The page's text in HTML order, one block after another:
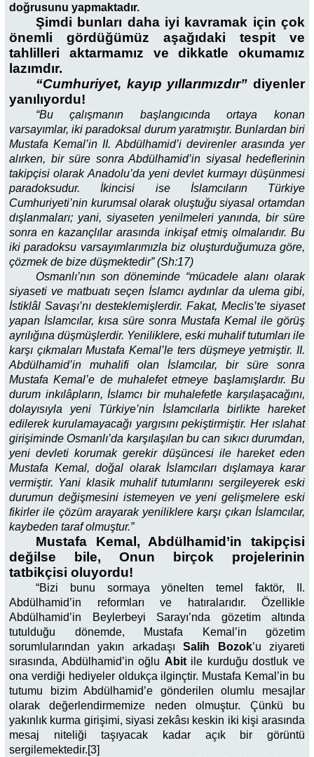
doğrusunu yapmaktadır.
Şimdi bunları daha iyi kavramak için çok
önemli gördüğümüz aşağıdaki tespit ve
tahlilleri aktarmamız ve dikkatle okumamız
lazımdır.
“Cumhuriyet, kayıp yıllarımızdır” diyenler
yanılıyordu!
“Bu çalışmanın başlangıcında ortaya konan
varsayımlar, iki paradoksal durum yaratmıştır. Bunlardan biri
Mustafa Kemal’in II. Abdülhamid’i devirenler arasında yer
alırken, bir süre sonra Abdülhamid’in siyasal hedeflerinin
takipçisi olarak Anadolu’da yeni devlet kurmayı düşünmesi
paradoksudur. İkincisi ise İslamcıların Türkiye
Cumhuriyeti’nin kurumsal olarak oluştuğu siyasal ortamdan
dışlanmaları; yani, siyaseten yenilmeleri yanında, bir süre
sonra en kazançlılar arasında inkişaf etmiş olmalarıdır. Bu
iki paradoksu varsayımlarımızla biz oluşturduğumuza göre,
çözmek de bize düşmektedir” (Sh:17)
Osmanlı’nın son döneminde “mücadele alanı olarak
siyaseti ve matbuatı seçen İslamcı aydınlar da ulema gibi,
İstiklâl Savaşı’nı desteklemişlerdir. Fakat, Meclis’te siyaset
yapan İslamcılar, kısa süre sonra Mustafa Kemal ile görüş
ayrılığına düşmüşlerdir. Yeniliklere, eski muhalif tutumları ile
karşı çıkmaları Mustafa Kemal’le ters düşmeye yetmiştir. II.
Abdülhamid’in muhalifi olan İslamcılar, bir süre sonra
Mustafa Kemal’e de muhalefet etmeye başlamışlardır. Bu
durum inkılâpların, İslamcı bir muhalefetle karşılaşacağını,
dolayısıyla yeni Türkiye’nin İslamcılarla birlikte hareket
edilerek kurulamayacağı yargısını pekiştirmiştir. Her ıslahat
girişiminde Osmanlı’da karşılaşılan bu can sıkıcı durumdan,
yeni devleti korumak gerekir düşüncesi ile hareket eden
Mustafa Kemal, doğal olarak İslamcıları dışlamaya karar
vermiştir. Yani klasik muhalif tutumlarını sergileyerek eski
durumun değişmesini istemeyen ve yeni gelişmelere eski
fikirler ile çözüm arayarak yeniliklere karşı çıkan İslamcılar,
kaybeden taraf olmuştur.”
Mustafa Kemal, Abdülhamid’in takipçisi
değilse bile, Onun birçok projelerinin
tatbikçisi oluyordu!
“Bizi bunu sormaya yönelten temel faktör, II.
Abdülhamid’in reformları ve hatıralarıdır. Özellikle
Abdülhamid’in Beylerbeyi Sarayı’nda gözetim altında
tutulduğu dönemde, Mustafa Kemal’in gözetim
sorumlularından yakın arkadaşıSalih Bozok’u ziyareti
sırasında, Abdülhamid’in oğlu Abitile kurduğu dostluk ve
ona verdiği hediyeler oldukça ilginçtir. Mustafa Kemal’in bu
tutumu bizim Abdülhamid’e gönderilen olumlu mesajlar
olarak değerlendirmemize neden olmuştur. Çünkü bu
yakınlık kurma girişimi, siyasi zekâsı keskin iki kişi arasında
mesaj niteliği taşıyacak kadar açık bir görüntü
sergilemektedir.[3]